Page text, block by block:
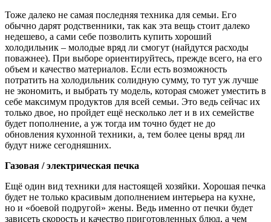
Тоже далеко не самая последняя техника для семьи. Его
обычно дарят родственники, так как эта вещь стоит далеко
недешево, а сами себе позволить купить хороший
холодильник – молодые вряд ли смогут (найдутся расходы
поважнее). При выборе ориентируйтесь, прежде всего, на его
объем и качество материалов. Если есть возможность
потратить на холодильник солидную сумму, то тут уж лучше
не экономить, и выбрать ту модель, которая сможет уместить в
себе максимум продуктов для всей семьи. Это ведь сейчас их
только двое, но пройдет ещё несколько лет и в их семействе
будет пополнение, а уж тогда им точно будет не до
обновления кухонной техники, а, тем более цены вряд ли
будут ниже сегодняшних.
Газовая / электрическая печка
Ещё один вид техники для настоящей хозяйки. Хорошая печка
будет не только красивым дополнением интерьера на кухне,
но и «боевой подругой» жены. Ведь именно от печки будет
зависеть скорость и качество приготовленных блюд, а чем